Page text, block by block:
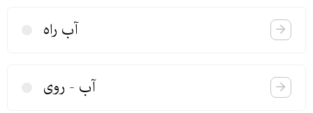
آب راه
آب - روی